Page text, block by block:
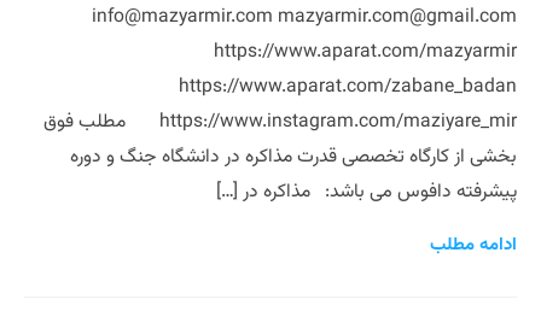
info@mazyarmir.com mazyarmir.com@gmail.com
https://www.aparat.com/mazyarmir
https://www.aparat.com/zabane_badan
https://www.instagram.com/maziyare_mir مطلب فوق
بخشی از کارگاه تخصصی قدرت مذاکره در دانشگاه جنگ و دوره
پیشرفته دافوس می باشد: مذاکره در […]
ادامه مطلب